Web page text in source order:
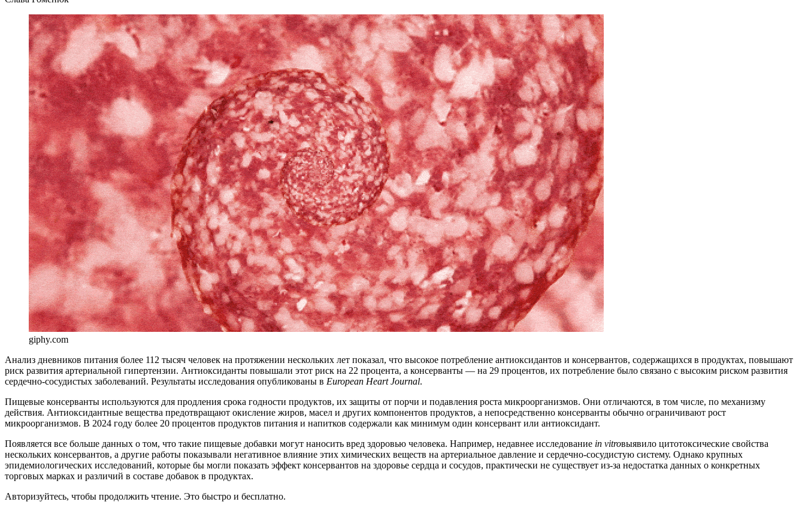
giphy.com
Анализ дневников питания более 112 тысяч человек на протяжении нескольких лет показал, что высокое потребление антиоксидантов и консервантов, содержащихся в продуктах, повышают
риск развития артериальной гипертензии. Антиоксиданты повышали этот риск на 22 процента, а консерванты — на 29 процентов, их потребление было связано с высоким риском развития
сердечно-сосудистых заболеваний. Результаты исследования опубликованы в European Heart Journal.
Пищевые консерванты используются для продления срока годности продуктов, их защиты от порчи и подавления роста микроорганизмов. Они отличаются, в том числе, по механизму
действия. Антиоксидантные вещества предотвращают окисление жиров, масел и других компонентов продуктов, а непосредственно консерванты обычно ограничивают рост
микроорганизмов. В 2024 году более 20 процентов продуктов питания и напитков содержали как минимум один консервант или антиоксидант.
Появляется все больше данных о том, что такие пищевые добавки могут наносить вред здоровью человека. Например, недавнее исследование in vitroвыявило цитотоксические свойства
нескольких консервантов, а другие работы показывали негативное влияние этих химических веществ на артериальное давление и сердечно-сосудистую систему. Однако крупных
эпидемиологических исследований, которые бы могли показать эффект консервантов на здоровье сердца и сосудов, практически не существует из-за недостатка данных о конкретных
торговых марках и различий в составе добавок в продуктах.
Авторизуйтесь, чтобы продолжить чтение. Это быстро и бесплатно.